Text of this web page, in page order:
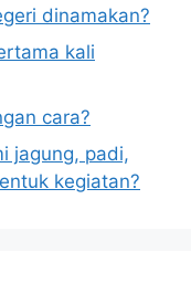
dinamakan?
kali
cara?
jagung, padi,
kegiatan?